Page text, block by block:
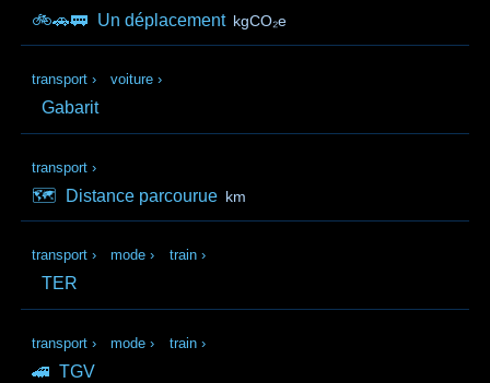
🚲️🚗🚃 Un déplacement kgCO₂e
transport › voiture ›
Gabarit
transport ›
🗺️ Distance parcourue km
transport › mode › train ›
TER
transport › mode › train ›
🚄 TGV